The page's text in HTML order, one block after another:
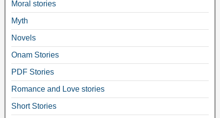
Moral stories
Myth
Novels
Onam Stories
PDF Stories
Romance and Love stories
Short Stories